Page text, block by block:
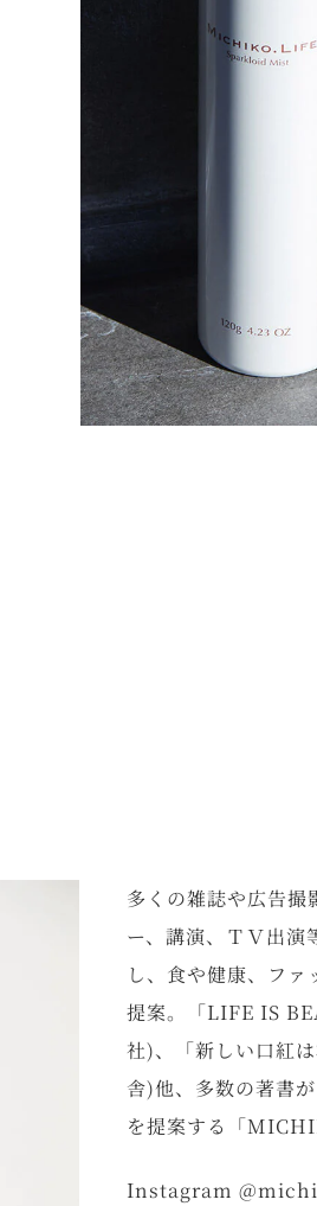
多くの雑誌や広告撮
ー、講演、ＴＶ出演
し、食や健康、ファ
提案。「LIFE IS
社)、「新しい口紅
舎)他、多数の著書
を提案する「
Instagram